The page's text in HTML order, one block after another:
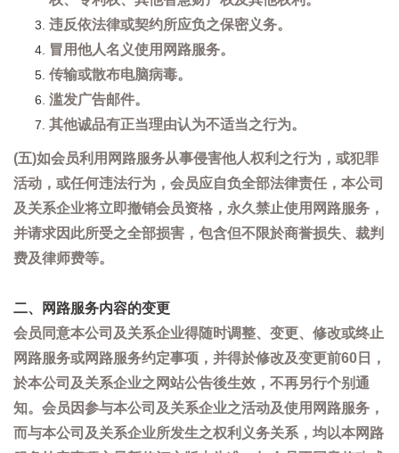
违反依法律或契约所应负之保密义务。
冒用他人名义使用网路服务。
传输或散布电脑病毒。
滥发广告邮件。
其他诚品有正当理由认为不适当之行为。
(五)如会员利用网路服务从事侵害他人权利之行为，或犯罪
活动，或任何违法行为，会员应自负全部法律责任，本公司
及关系企业将立即撤销会员资格，永久禁止使用网路服务，
并请求因此所受之全部损害，包含但不限於商誉损失、裁判
费及律师费等。
二、网路服务内容的变更
会员同意本公司及关系企业得随时调整、变更、修改或终止
网路服务或网路服务约定事项，并得於修改及变更前60日，
於本公司及关系企业之网站公告後生效，不再另行个别通
知。会员因参与本公司及关系企业之活动及使用网路服务，
而与本公司及关系企业所发生之权利义务关系，均以本网路